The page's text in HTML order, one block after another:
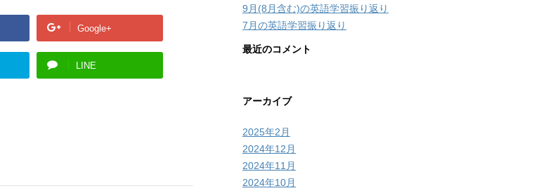
Google+
LINE
9月(8月含む)の英語学習振り返り
7月の英語学習振り返り
最近のコメント
アーカイブ
2025年2月
2024年12月
2024年11月
2024年10月